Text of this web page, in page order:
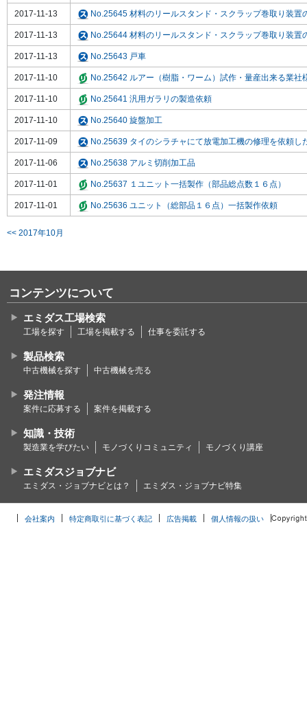
2017-11-13 No.25645 材料のリールスタンド・スクラップ巻取り装置
2017-11-13 No.25644 材料のリールスタンド・スクラップ巻取り装置
2017-11-13 No.25643 戸車
2017-11-10 No.25642 ルアー（樹脂・ワーム）試作・量産出来る業社
2017-11-10 No.25641 汎用ガラリの製造依頼
2017-11-10 No.25640 旋盤加工
2017-11-09 No.25639 タイのシラチャにて放電加工機の修理を依頼し
2017-11-06 No.25638 アルミ切削加工品
2017-11-01 No.25637 １ユニット一括製作（部品総点数１６点）
2017-11-01 No.25636 ユニット（総部品１６点）一括製作依頼
<< 2017年10月
コンテンツについて
エミダス工場検索
工場を探す 工場を掲載する 仕事を委託する
製品検索
中古機械を探す 中古機械を売る
発注情報
案件に応募する 案件を掲載する
知識・技術
製造業を学びたい モノづくりコミュニティ モノづくり講座
エミダスジョブナビ
エミダス・ジョブナビとは？ エミダス・ジョブナビ特集
会社案内 特定商取引に基づく表記 広告掲載 個人情報の扱い